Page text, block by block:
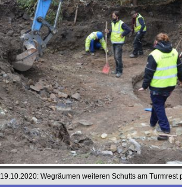
19.10.2020: Wegräumen weiteren Schutts am Turmrest